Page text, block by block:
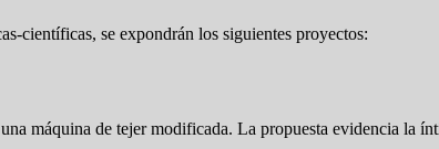
científicas, se expondrán los siguientes proyectos:
máquina de tejer modificada. La propuesta evidencia la